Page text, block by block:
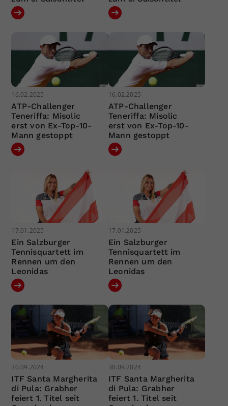
16.02.2025
ATP-Challenger
Teneriffa: Misolic
erst von Ex-Top-10-
Mann gestoppt
16.02.2025
ATP-Challenger
Teneriffa: Misolic
erst von Ex-Top-10-
Mann gestoppt
17.01.2025
Ein Salzburger
Tennisquartett im
Rennen um den
Leonidas
17.01.2025
Ein Salzburger
Tennisquartett im
Rennen um den
Leonidas
30.09.2024
ITF Santa Margherita
di Pula: Grabher
feiert 1. Titel seit
30.09.2024
ITF Santa Margherita
di Pula: Grabher
feiert 1. Titel seit